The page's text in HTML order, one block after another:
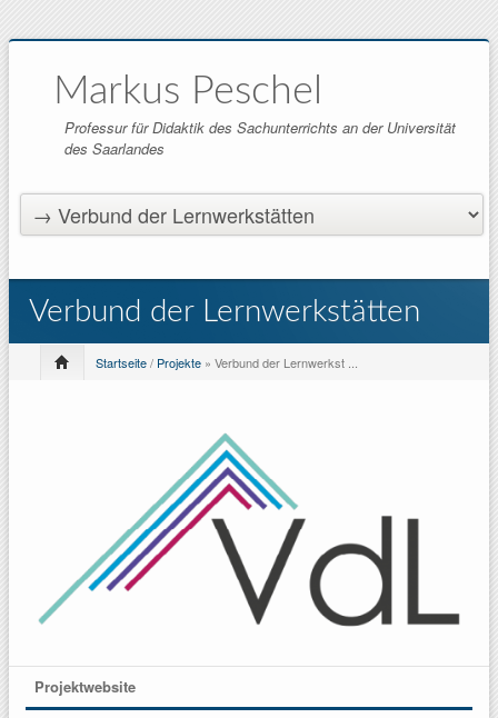
Markus Peschel
Professur für Didaktik des Sachunterrichts an der Universität
des Saarlandes
Verbund der Lernwerkstätten
Startseite/ Projekte » Verbund der Lernwerkst ...
Projektwebsite